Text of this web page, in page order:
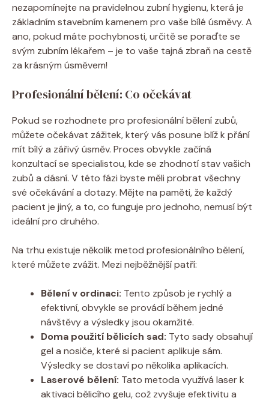
nezapomínejte na pravidelnou zubní hygienu, která je
základním stavebním kamenem pro vaše bílé úsměvy. A
ano, pokud máte pochybnosti, určitě se poraďte se
svým zubním lékařem – je to vaše tajná zbraň na cestě
za krásným úsměvem!
Profesionální bělení: Co očekávat
Pokud se rozhodnete pro profesionální bělení zubů,
můžete očekávat zážitek, který vás posune blíž k přání
mít bílý a zářivý úsměv. Proces obvykle začíná
konzultací se specialistou, kde se zhodnotí stav vašich
zubů a dásní. V této fázi byste měli probrat všechny
své očekávání a dotazy. Mějte na paměti, že každý
pacient je jiný, a to, co funguje pro jednoho, nemusí být
ideální pro druhého.
Na trhu existuje několik metod profesionálního bělení,
které můžete zvážit. Mezi nejběžnější patří:
Bělení v ordinaci: Tento způsob je rychlý a
efektivní, obvykle se provádí během jedné
návštěvy a výsledky jsou okamžité.
Doma použití bělicích sad: Tyto sady obsahují
gel a nosiče, které si pacient aplikuje sám.
Výsledky se dostaví po několika aplikacích.
Laserové bělení: Tato metoda využívá laser k
aktivaci bělicího gelu, což zvyšuje efektivitu a